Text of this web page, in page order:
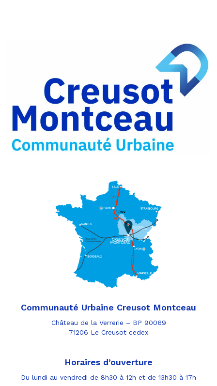
Facebook
Partager
Twitter
Partager
par
e-
mail
Communauté Urbaine Creusot Montceau
Château de la Verrerie – BP 90069
71206 Le Creusot cedex
Horaires d’ouverture
Du lundi au vendredi de 8h30 à 12h et de 13h30 à 17h